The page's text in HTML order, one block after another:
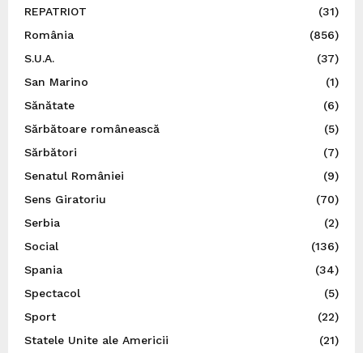
REPATRIOT
(31)
România
(856)
S.U.A.
(37)
San Marino
(1)
Sănătate
(6)
Sărbătoare românească
(5)
Sărbători
(7)
Senatul României
(9)
Sens Giratoriu
(70)
Serbia
(2)
Social
(136)
Spania
(34)
Spectacol
(5)
Sport
(22)
Statele Unite ale Americii
(21)